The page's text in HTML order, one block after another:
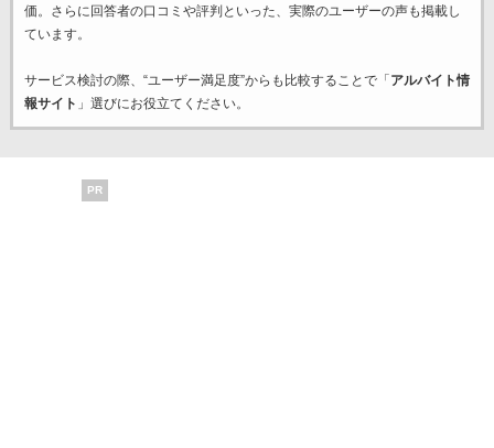
価。さらに回答者の口コミや評判といった、実際のユーザーの声も掲載し
ています。
サービス検討の際、“ユーザー満足度”からも比較することで「 アルバイト情
報サイト 」選びにお役立てください。
PR